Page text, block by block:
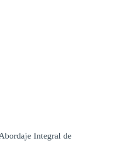
Integral de